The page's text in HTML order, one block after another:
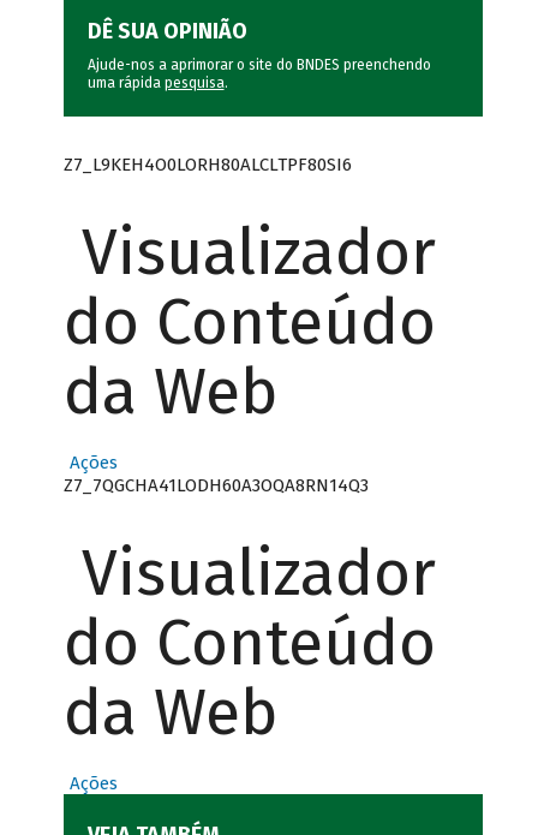
DÊ SUA OPINIÃO
Ajude-nos a aprimorar o site do BNDES preenchendo
uma rápida pesquisa.
Z7_L9KEH4O0LORH80ALCLTPF80SI6
Visualizador
do Conteúdo
da Web
Ações
Z7_7QGCHA41LODH60A3OQA8RN14Q3
Visualizador
do Conteúdo
da Web
Ações